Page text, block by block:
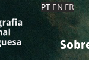
PT EN FR